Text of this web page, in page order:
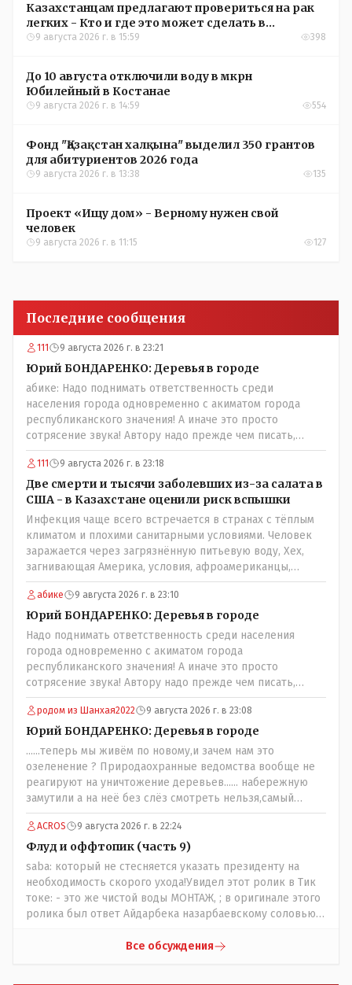
Казахстанцам предлагают провериться на рак
легких - Кто и где это может сделать в
Костанайской области
9 августа 2026 г. в 15:59 398
До 10 августа отключили воду в мкрн
Юбилейный в Костанае
9 августа 2026 г. в 14:59 554
Фонд "Қазақстан халқына" выделил 350 грантов
для абитуриентов 2026 года
9 августа 2026 г. в 13:38 135
Проект «Ищу дом» - Верному нужен свой
человек
9 августа 2026 г. в 11:15 127
Последние сообщения
111 9 августа 2026 г. в 23:21
Юрий БОНДАРЕНКО: Деревья в городе
абике: Надо поднимать ответственность среди
населения города одновременно с акиматом города
республиканского значения! А иначе это просто
сотрясение звука! Автору надо прежде чем писать,
необходимо самому обратиться в ЖКХ акимата и
разобраться прежде чем своей статьей провоцировать
население города!Согласен всецело!
111 9 августа 2026 г. в 23:18
Две смерти и тысячи заболевших из-за салата в
США - в Казахстане оценили риск вспышки
Инфекция чаще всего встречается в странах с тёплым
климатом и плохими санитарными условиями. Человек
заражается через загрязнённую питьевую воду, Хех,
загнивающая Америка, условия, афроамериканцы,
грязная вода, отсутствие страховок, нечистоплотные
мигранты и прочее.. Лучше России и Казахстана жить
негде..
абике 9 августа 2026 г. в 23:10
Юрий БОНДАРЕНКО: Деревья в городе
Надо поднимать ответственность среди населения
города одновременно с акиматом города
республиканского значения! А иначе это просто
сотрясение звука! Автору надо прежде чем писать,
необходимо самому обратиться в ЖКХ акимата и
разобраться прежде чем своей статьей провоцировать
население города!
родом из Шанхая2022 9 августа 2026 г. в 23:08
Юрий БОНДАРЕНКО: Деревья в городе
......теперь мы живём по новому,и зачем нам это
озеленение ? Природаохранные ведомства вообще не
реагируют на уничтожение деревьев...... набережную
замутили а на неё без слёз смотреть нельзя,самый
наивысший уровень рукопопства наших
строителей"специалистов",как исторические здания
сносить пожалуйста ,а как на века построить слабо.....Вы
вот господин Бондаренко большой учёный прошлись
бы по историческим постройкам сколько было
ликвидировано в советское время и в наше.......
ACROS 9 августа 2026 г. в 22:24
Флуд и оффтопик (часть 9)
saba: который не стесняется указать президенту на
необходимость скорого ухода!Увидел этот ролик в Тик
токе: - это же чистой воды МОНТАЖ, ; в оригинале этого
ролика был ответ Айдарбека назарбаевскому соловью
просто напросто - КЛОУНЫ или МАРИОНЕТКИ власти и
Все обсуждения